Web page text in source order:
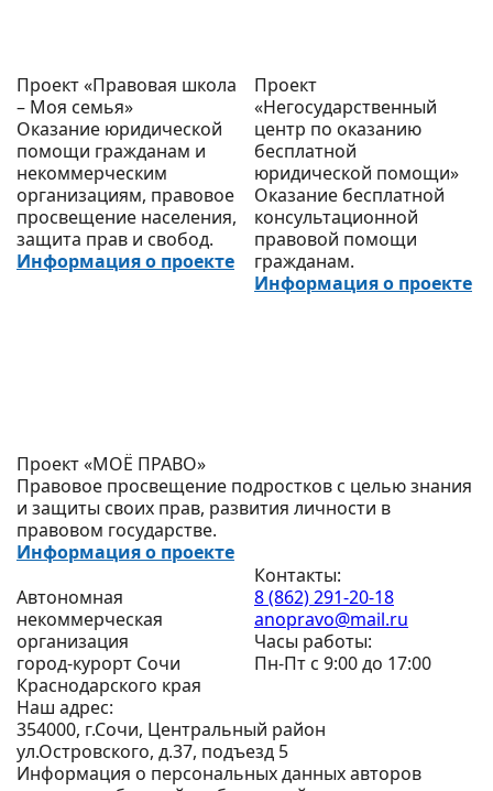
Проект «Правовая школа
– Моя семья»
Оказание юридической
помощи гражданам и
некоммерческим
организациям, правовое
просвещение населения,
защита прав и свобод.
Информация о проекте
Проект
«Негосударственный
центр по оказанию
бесплатной
юридической помощи»
Оказание бесплатной
консультационной
правовой помощи
гражданам.
Информация о проекте
Проект «МОЁ ПРАВО»
Правовое просвещение подростков с целью знания
и защиты своих прав, развития личности в
правовом государстве.
Информация о проекте
Автономная
некоммерческая
организация
город-курорт Сочи
Краснодарского края
Контакты:
8 (862) 291-20-18
anopravo@mail.ru
Часы работы:
Пн-Пт с 9:00 до 17:00
Наш адрес:
354000, г.Сочи, Центральный район
ул.Островского, д.37, подъезд 5
Информация о персональных данных авторов